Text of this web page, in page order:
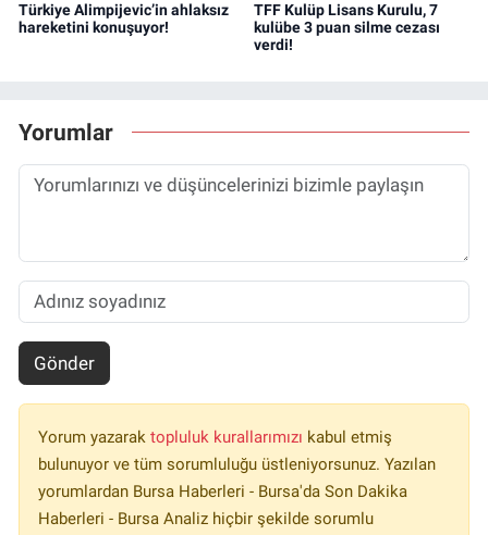
Türkiye Alimpijevic’in ahlaksız
hareketini konuşuyor!
TFF Kulüp Lisans Kurulu, 7
kulübe 3 puan silme cezası
verdi!
Yorumlar
Gönder
Yorum yazarak topluluk kurallarımızı kabul etmiş
bulunuyor ve tüm sorumluluğu üstleniyorsunuz. Yazılan
yorumlardan Bursa Haberleri - Bursa'da Son Dakika
Haberleri - Bursa Analiz hiçbir şekilde sorumlu